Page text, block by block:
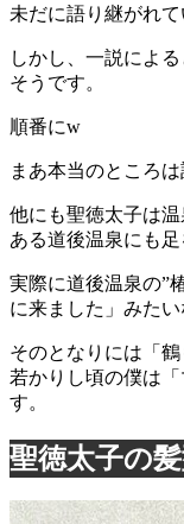
未だに語り継がれて
しかし、一説による
そうです。
順番にw
まあ本当のところ
他にも聖徳太子は
ある道後温泉にも
実際に道後温泉の”
に来ました」みたい
そのとなりには「
若かりし頃の僕は
す。
聖徳太子の